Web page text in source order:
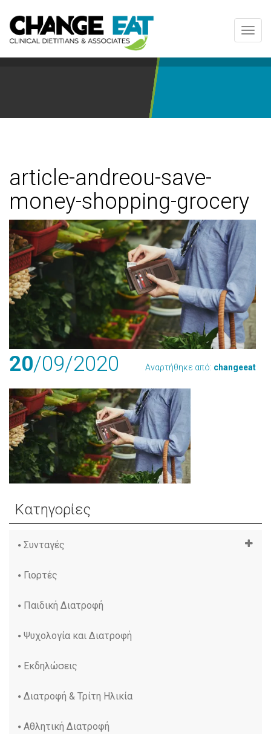
article-andreou-save-
money-shopping-grocery
20/09/2020 Αναρτήθηκε από: changeeat
Κατηγορίες
Συνταγές
Γιορτές
Παιδική Διατροφή
Ψυχολογία και Διατροφή
Εκδηλώσεις
Διατροφή & Τρίτη Ηλικία
Αθλητική Διατροφή